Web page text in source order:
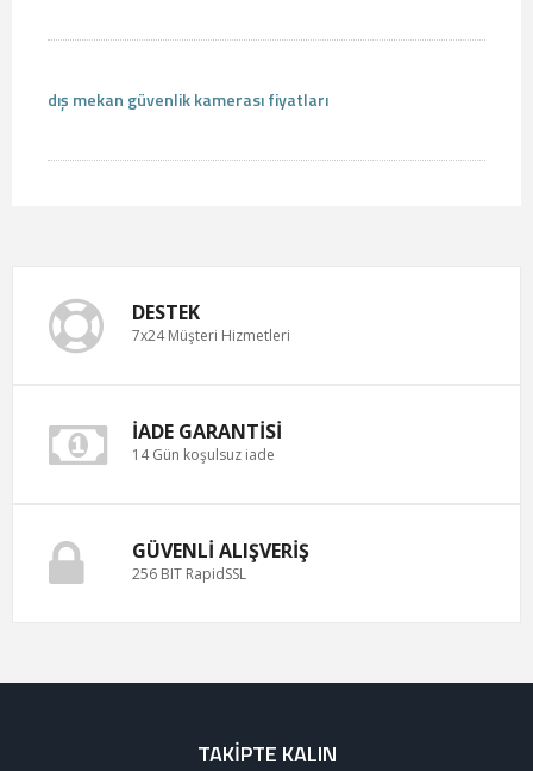
dış mekan güvenlik kamerası fiyatları
DESTEK
7x24 Müşteri Hizmetleri
İADE GARANTISI
14 Gün koşulsuz iade
GÜVENLI ALIŞVERIŞ
256 BIT RapidSSL
TAKIPTE KALIN